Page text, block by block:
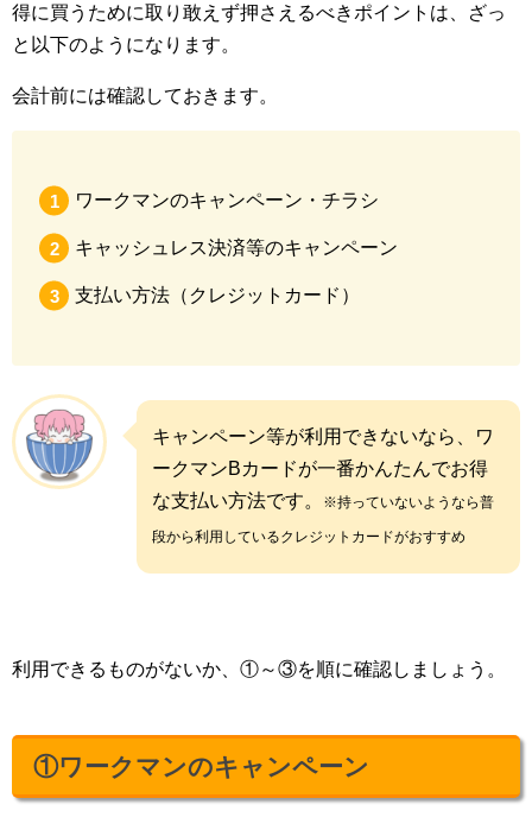
得に買うために取り敢えず押さえるべきポイントは、ざっ
と以下のようになります。
会計前には確認しておきます。
ワークマンのキャンペーン・チラシ
キャッシュレス決済等のキャンペーン
支払い方法（クレジットカード）
キャンペーン等が利用できないなら、ワ
ークマンBカードが一番かんたんでお得
な支払い方法です。
※持っていないようなら普
段から利用しているクレジットカードがおすすめ
利用できるものがないか、①～③を順に確認しましょう。
①ワークマンのキャンペーン